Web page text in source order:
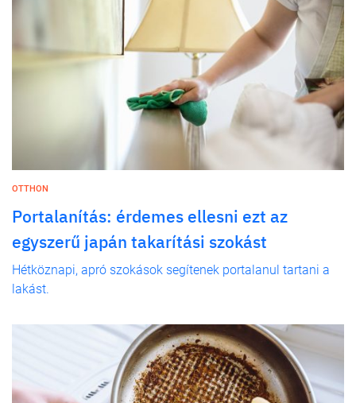
OTTHON
Portalanítás: érdemes ellesni ezt az
egyszerű japán takarítási szokást
Hétköznapi, apró szokások segítenek portalanul tartani a
lakást.